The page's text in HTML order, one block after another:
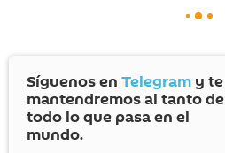
Síguenos en Telegram y te
mantendremos al tanto de
todo lo que pasa en el
mundo.